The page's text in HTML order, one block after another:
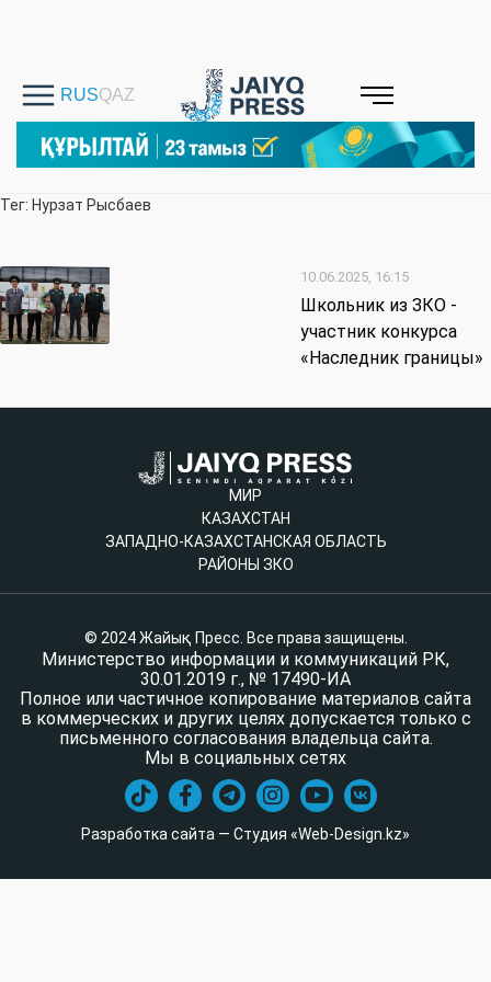
Тег: Нурзат Рысбаев
10.06.2025, 16:15
Школьник из ЗКО -
участник конкурса
«Наследник границы»
МИР
КАЗАХСТАН
ЗАПАДНО-КАЗАХСТАНСКАЯ ОБЛАСТЬ
РАЙОНЫ ЗКО
© 2024 Жайық Пресс. Все права защищены.
Министерство информации и коммуникаций РК,
30.01.2019 г., № 17490-ИА
Полное или частичное копирование материалов сайта
в коммерческих и других целях допускается только с
письменного согласования владельца сайта.
Мы в социальных сетях
Разработка сайта — Студия «Web-Design.kz»